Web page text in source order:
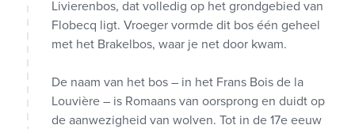
Livierenbos, dat volledig op het grondgebied van
Flobecq ligt. Vroeger vormde dit bos één geheel
met het Brakelbos, waar je net door kwam.
De naam van het bos – in het Frans Bois de la
Louvière – is Romaans van oorsprong en duidt op
de aanwezigheid van wolven. Tot in de 17e eeuw